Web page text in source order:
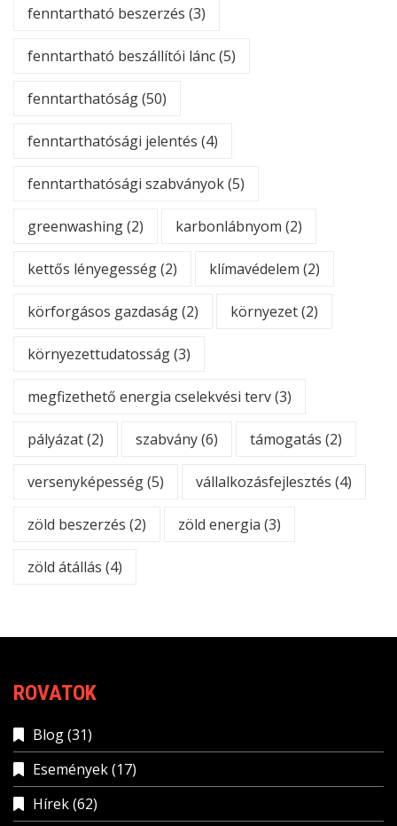
fenntartható beszerzés (3)
fenntartható beszállítói lánc(5)
fenntarthatóság(50)
fenntarthatósági jelentés (4)
fenntarthatósági szabványok(5)
greenwashing(2) karbonlábnyom (2)
kettős lényegesség(2) klímavédelem (2)
körforgásos gazdaság(2) környezet(2)
környezettudatosság(3)
megfizethető energia cselekvési terv(3)
pályázat(2) szabvány(6) támogatás (2)
versenyképesség(5) vállalkozásfejlesztés (4)
zöld beszerzés (2) zöld energia (3)
zöld átállás (4)
ROVATOK
Blog(31)
Események(17)
Hírek(62)